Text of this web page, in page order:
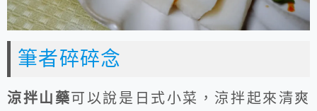
筆者碎碎念
涼拌山藥可以說是日式小菜，涼拌起來清爽